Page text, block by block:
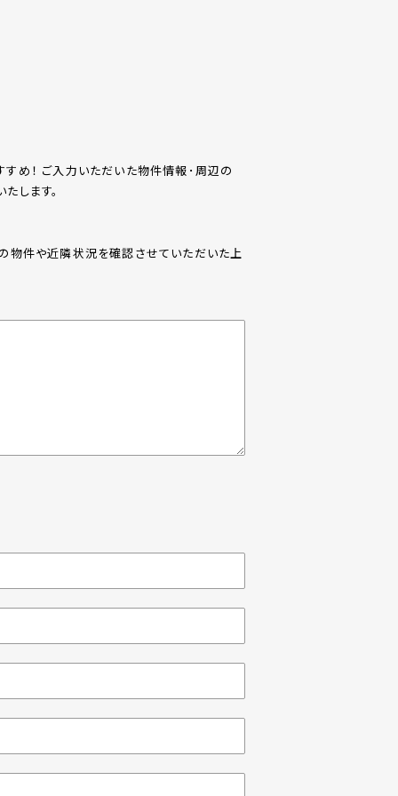
め！ ご入力いただいた物件情報･周辺の
します。
物件や近隣状況を確認させていただいた上